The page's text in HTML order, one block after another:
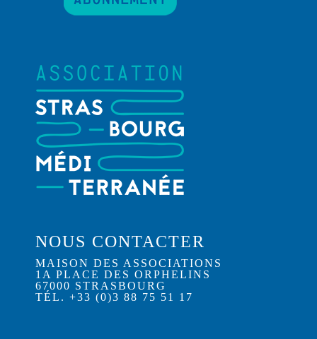
NOUS CONTACTER
MAISON DES ASSOCIATIONS
1A PLACE DES ORPHELINS
67000 STRASBOURG
TÉL. +33 (0)3 88 75 51 17